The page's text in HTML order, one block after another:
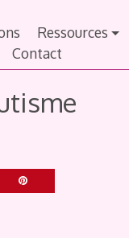
Ressources
Contact